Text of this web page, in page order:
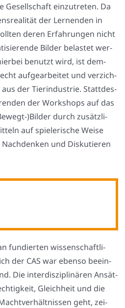
Gesell­schaft ein­zu­tre­ten. Da
der Ler­nen­den in
deren Erfah­run­gen nicht
Bil­der belas­tet wer­
benutzt wird, ist dem­
auf­ge­ar­bei­tet und ver­zich­
der Tier­in­dus­trie. Statt­des­
der Work­shops auf das
)Bilder durch zusätz­li­
auf spie­le­ri­sche Wei­se
und Dis­ku­tie­ren
fun­dier­ten wis­sen­schaft­li­
der CAS war eben­so beein­
Die inter­dis­zi­pli­nä­ren Ansät­
Gleich­heit und die
geht, zei­